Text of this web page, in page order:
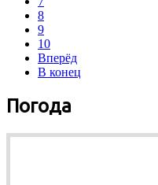
8
9
10
Вперёд
В конец
Погода